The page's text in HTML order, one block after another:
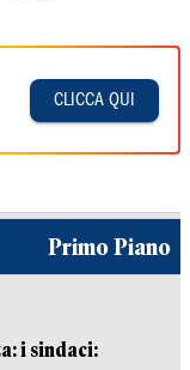
CLICCA QUI
Primo Piano
i sindaci: